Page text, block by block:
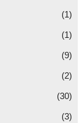
(1)
(1)
(9)
(2)
(30)
(3)